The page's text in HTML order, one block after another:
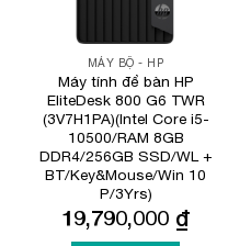
MÁY BỘ - HP
Máy tính để bàn HP
EliteDesk 800 G6 TWR
(3V7H1PA)(Intel Core i5-
10500/RAM 8GB
DDR4/256GB SSD/WL +
BT/Key&Mouse/Win 10
P/3Yrs)
19,790,000 ₫